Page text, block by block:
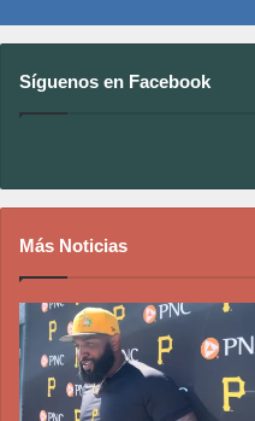
Síguenos en Facebook
Más Noticias